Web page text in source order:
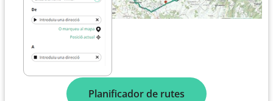
Planificador de rutes